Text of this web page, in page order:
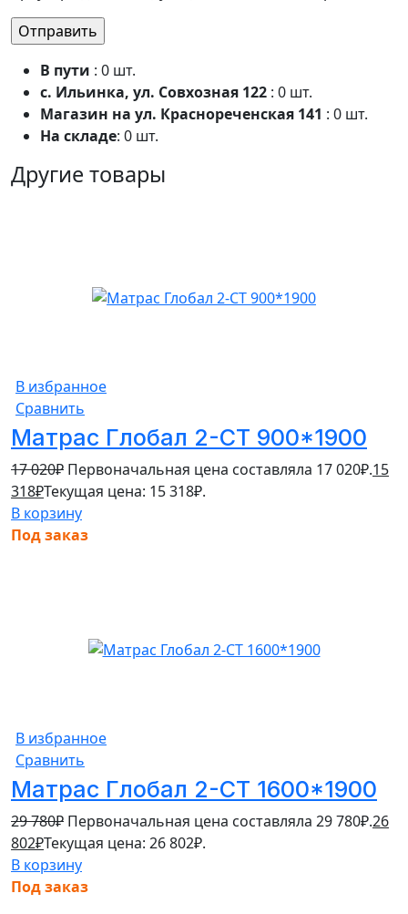
В пути : 0 шт.
с. Ильинка, ул. Совхозная 122 : 0 шт.
Магазин на ул. Краснореченская 141 : 0 шт.
На складе: 0 шт.
Другие товары
В избранное
Сравнить
Матрас Глобал 2-СТ 900*1900
17 020₽ Первоначальная цена составляла 17 020₽.15
318₽Текущая цена: 15 318₽.
В корзину
Под заказ
В избранное
Сравнить
Матрас Глобал 2-СТ 1600*1900
29 780₽ Первоначальная цена составляла 29 780₽.26
802₽Текущая цена: 26 802₽.
В корзину
Под заказ